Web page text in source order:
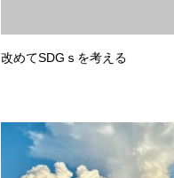
改めてSDGｓを考える